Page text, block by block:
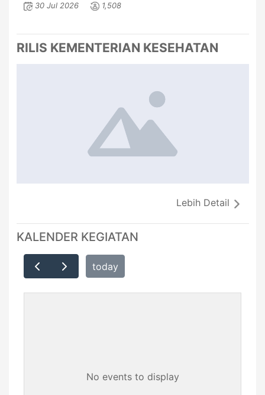
30 Jul 2026 1,508
RILIS KEMENTERIAN KESEHATAN
Lebih Detail
KALENDER KEGIATAN
today
No events to display